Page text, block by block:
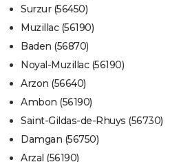
Surzur (56450)
Muzillac (56190)
Baden (56870)
Noyal-Muzillac (56190)
Arzon (56640)
Ambon (56190)
Saint-Gildas-de-Rhuys (56730)
Damgan (56750)
Arzal (56190)